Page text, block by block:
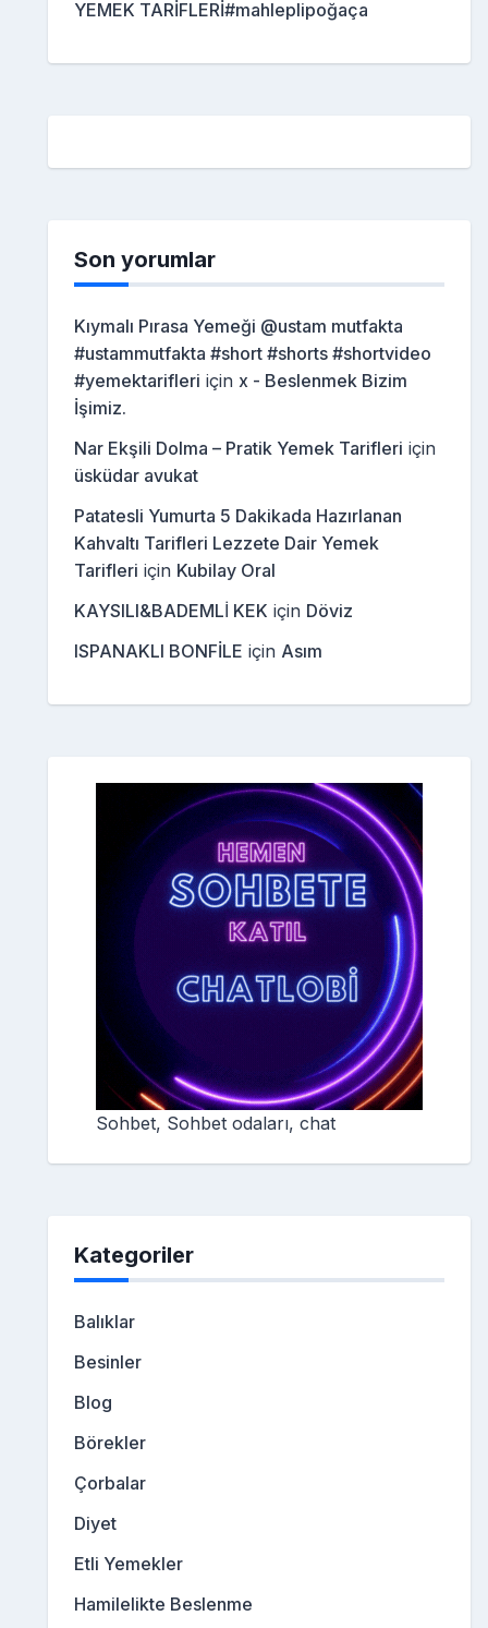
YEMEK TARİFLERİ#mahleplipoğaça
Son yorumlar
Kıymalı Pırasa Yemeği @ustam mutfakta
#ustammutfakta #short #shorts #shortvideo
#yemektarifleri için x - Beslenmek Bizim
İşimiz.
Nar Ekşili Dolma – Pratik Yemek Tarifleri için
üsküdar avukat
Patatesli Yumurta 5 Dakikada Hazırlanan
Kahvaltı Tarifleri Lezzete Dair Yemek
Tarifleri için Kubilay Oral
KAYSILI&BADEMLİ KEK için Döviz
ISPANAKLI BONFİLE için Asım
Sohbet, Sohbet odaları, chat
Kategoriler
Balıklar
Besinler
Blog
Börekler
Çorbalar
Diyet
Etli Yemekler
Hamilelikte Beslenme